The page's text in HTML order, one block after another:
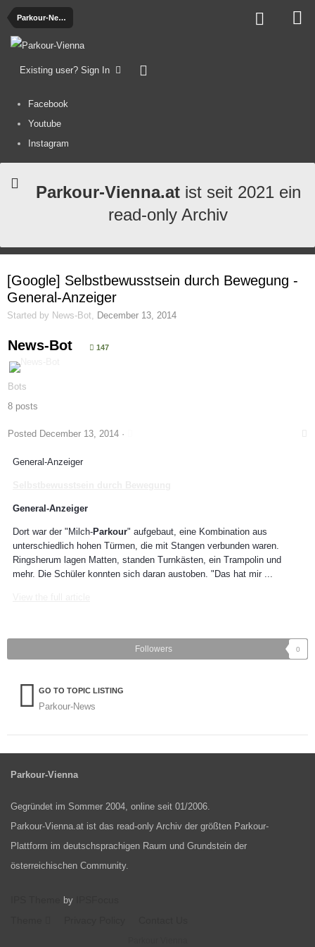
Parkour-News
Existing user? Sign In
Facebook
Youtube
Instagram
Parkour-Vienna.atist seit 2021 ein
read-only Archiv
[Google] Selbstbewusstsein durch Bewegung -
General-Anzeiger
Started by News-Bot December 13, 2014
News-Bot 147
Bots
8 posts
Posted December 13, 2014 ·
General-Anzeiger
General-Anzeiger
Dort war der "Milch-Parkour" aufgebaut, eine Kombination aus
unterschiedlich hohen Türmen, die mit Stangen verbunden waren.
Ringsherum lagen Matten, standen Turnkästen, ein Trampolin und
mehr. Die Schüler konnten sich daran austoben. "Das hat mir ...
Followers 0
GO TO TOPIC LISTING
Parkour-News
Parkour-Vienna
Gegründet im Sommer 2004, online seit 01/2006.
Parkour-Vienna.at ist das read-only Archiv der größten Parkour-
Plattform im deutschsprachigen Raum und Grundstein der
österreichischen Community.
by